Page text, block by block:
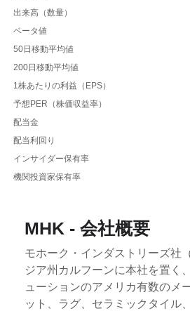
出来高（数量）
ベータ値
50日移動平均値
200日移動平均値
1株あたりの利益（EPS）
予想PER（株価収益率）
配当金
配当利回り
インサイダー保有率
機関投資家保有率
MHK - 会社概要
モホーク・インダストリーズ社
ジア州カルフーンに本社を置く
ューションのアメリカ有数のメ
ット、ラグ、セラミックタイル